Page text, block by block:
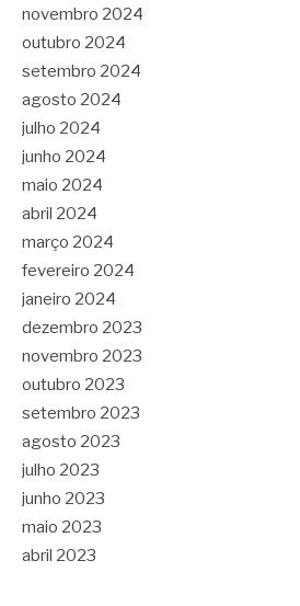
novembro 2024
outubro 2024
setembro 2024
agosto 2024
julho 2024
junho 2024
maio 2024
abril 2024
março 2024
fevereiro 2024
janeiro 2024
dezembro 2023
novembro 2023
outubro 2023
setembro 2023
agosto 2023
julho 2023
junho 2023
maio 2023
abril 2023